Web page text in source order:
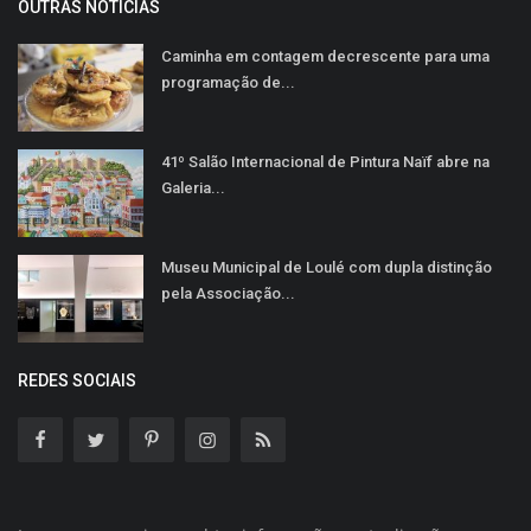
OUTRAS NOTÍCIAS
Caminha em contagem decrescente para uma
programação de...
41º Salão Internacional de Pintura Naïf abre na
Galeria...
Museu Municipal de Loulé com dupla distinção
pela Associação...
REDES SOCIAIS